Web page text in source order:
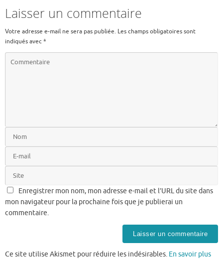
b
o
o
k
te
r
Laisser un commentaire
Votre adresse e-mail ne sera pas publiée. Les champs obligatoires sont
indiqués avec*
Enregistrer mon nom, mon adresse e-mail et l’URL du site dans
mon navigateur pour la prochaine fois que je publierai un
commentaire.
Ce site utilise Akismet pour réduire les indésirables. En savoir plus